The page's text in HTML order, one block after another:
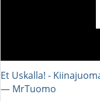
Et Uskalla! -
― MrTuomo